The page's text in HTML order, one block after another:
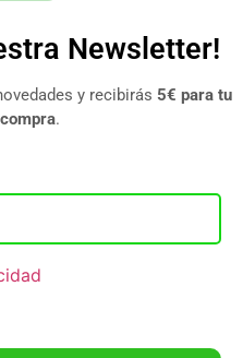
Newsletter!
y recibirás 5€ para tu
.